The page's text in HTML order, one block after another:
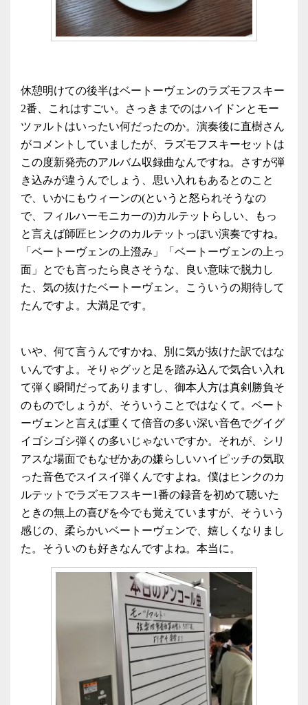
休憩明けての後半はベートーヴェンのラズモフスキー
2番、これはすごい。さっきまでのはハイドンとモー
ツァルトはいったい何だったのか。演奏後に直樹さん
がコメントしていましたが、ラズモフスキーセットは
この度新発売のアルバム収録曲なんですね。さすが弾
き込みが違うんでしょう、思い入れもあるとのこと
で、いかにもウィーンの(というと怒られそうなの
で、フィルハーモニカーの)カルテットらしい、もっ
と言えば師匠ヒンクのカルテットっぽい演奏ですね。
「ベートーヴェンの上澄み」「ベートーヴェンの上っ
面」とでも言ったら良さそうな、良い意味で脱力し
た、気の抜けたベートーヴェン。こういうの期待して
たんですよ。大満足です。
いや、何て言うんですかね、別に気が抜けた訳ではな
いんですよ。そりゃグッと足を踏み込んで気合い入れ
て弾く瞬間だってありますし、御本人方は真剣勝負そ
のものでしょうが、そういうことではなくて。ベート
ーヴェンと言えば重くて倍音の多い深い音色でグイグ
イゴシゴシ弾くの多いじゃないですか。それが、シリ
アスな場面でもなぜかあの嫌らしいハイピッチの気取
った音色でスイスイ弾くんですよね。僕はヒンクのカ
ルテットでラズモフスキー1番の録音を初めて聴いた
ときの無上の喜びを今でも覚えていますが、そういう
感じの、柔らかいベートーヴェンで、嬉しくなりまし
た。そういのも好きなんですよね。本当に。